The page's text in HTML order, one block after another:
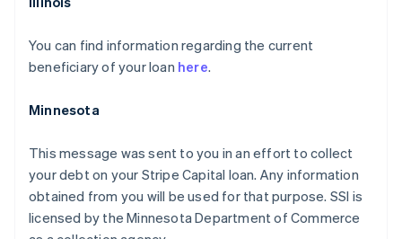
You can find information regarding the current
beneficiary of your loan here.
Minnesota
This message was sent to you in an effort to collect
your debt on your Stripe Capital loan. Any information
obtained from you will be used for that purpose. SSI is
licensed by the Minnesota Department of Commerce